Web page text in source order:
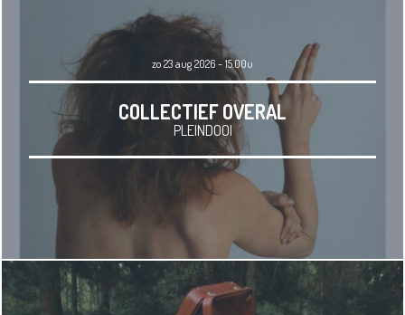
zo 23 aug 2026 - 15.00u
COLLECTIEF OVERAL
PLEINDOOI